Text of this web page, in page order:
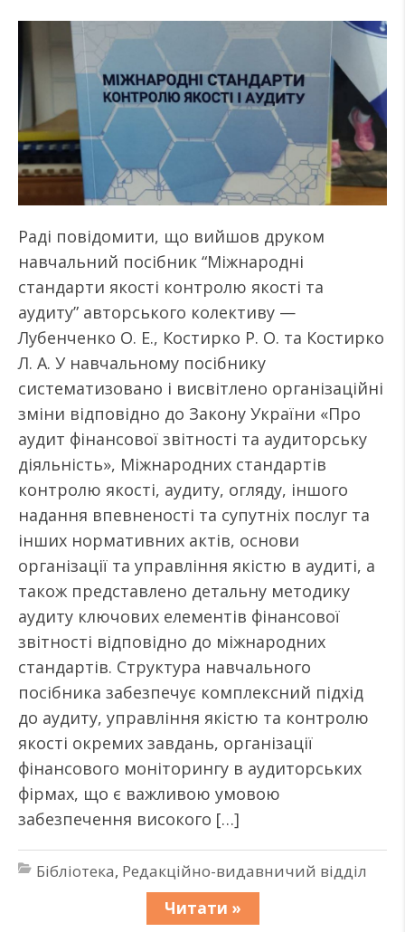
Раді повідомити, що вийшов друком
навчальний посібник “Міжнародні
стандарти якості контролю якості та
аудиту” авторського колективу —
Лубенченко О. Е., Костирко Р. О. та Костирко
Л. А. У навчальному посібнику
систематизовано і висвітлено організаційні
зміни відповідно до Закону України «Про
аудит фінансової звітності та аудиторську
діяльність», Міжнародних стандартів
контролю якості, аудиту, огляду, іншого
надання впевненості та супутніх послуг та
інших нормативних актів, основи
організації та управління якістю в аудиті, а
також представлено детальну методику
аудиту ключових елементів фінансової
звітності відповідно до міжнародних
стандартів. Структура навчального
посібника забезпечує комплексний підхід
до аудиту, управління якістю та контролю
якості окремих завдань, організації
фінансового моніторингу в аудиторських
фірмах, що є важливою умовою
забезпечення високого […]
Бібліотека, Редакційно-видавничий відділ
Читати »